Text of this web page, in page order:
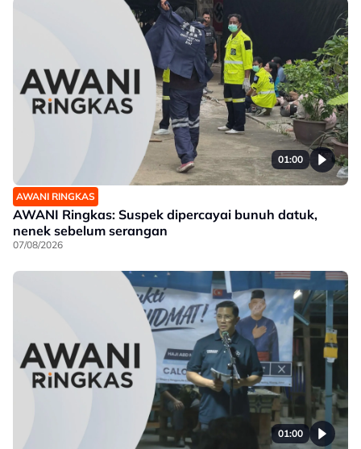
01:00
AWANI RINGKAS
AWANI Ringkas: Suspek dipercayai bunuh datuk,
nenek sebelum serangan
07/08/2026
01:00